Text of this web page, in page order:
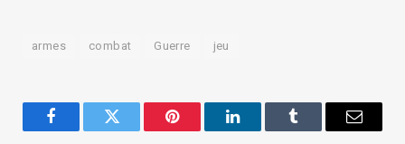
armes combat Guerre jeu
FacebookTwitter Pinterest LinkedInTumblr Email